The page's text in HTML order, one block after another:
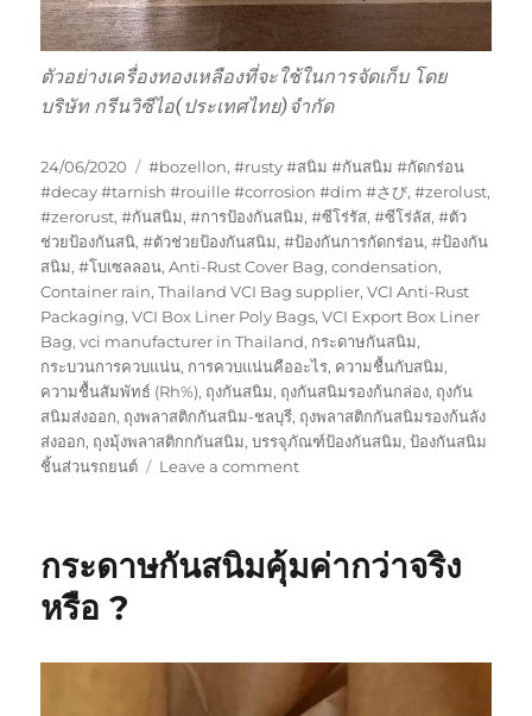
ตัวอย่างเครื่องทองเหลืองที่จะใช้ในการจัดเก็บ โดย
บริษัท กรีนวิซีไอ(ประเทศไทย)จำกัด
Posted
on
24/06/2020 Tags
#bozellon,#rusty #สนิม #กันสนิม #กัดกร่อน
#decay #tarnish #rouille #corrosion #dim #さび,#zerolust,
#zerorust,#กันสนิม,#การป้องกันสนิม,#ซีโร่รัส,#ซีโร่ลัส,#ตัว
ช่วยป้องกันสนิ,#ตัวช่วยป้องกันสนิม,#ป้องกันการกัดกร่อน,#ป้องกัน
สนิม,#โบเซลลอน,Anti-Rust Cover Bag,condensation,
Container rain,Thailand VCI Bag supplier,VCI Anti-Rust
Packaging,VCI Box Liner Poly Bags,VCI Export Box Liner
Bag,vci manufacturer in Thailand, กระดาษกันสนิม,
กระบวนการควบแน่น, การควบแน่นคืออะไร, ความชื้นกับสนิม,
ความชื้นสัมพัทธ์ (Rh%), ถุงกันสนิม, ถุงกันสนิมรองก้นกล่อง, ถุงกัน
สนิมส่งออก, ถุงพลาสติกกันสนิม-ชลบุรี, ถุงพลาสติกกันสนิมรองก้นลัง
ส่งออก, ถุงมุ้งพลาสติกกกันสนิม,บรรจุภัณฑ์ป้องกันสนิม,ป้องกันสนิม
ชิ้นส่วนรถยนต์
Leave a commenton
สนิม
ทอง
เหลือง
กระดาษกันสนิมคุ้มค่ากว่าจริง
หรือ ?